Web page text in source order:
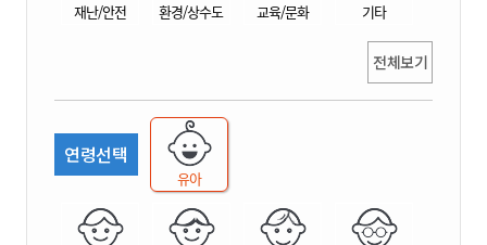
재난/안전 환경/상수도 교육/문화 기타
전체보기
연령선택
유아